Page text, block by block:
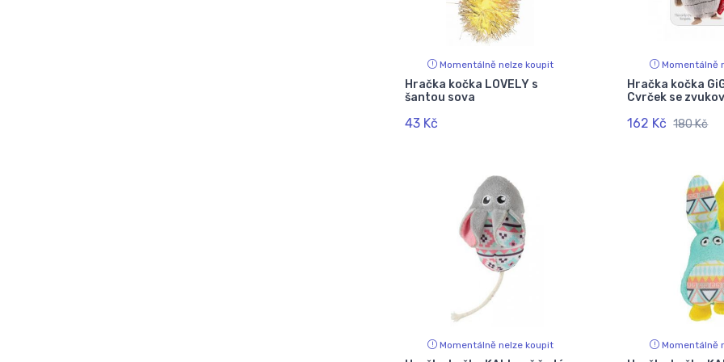
Momentálně nelze koupit
Hračka kočka LOVELY s
šantou sova
43 Kč
Momentálně
Hračka kočka
Cvrček se
162 Kč 180 Kč
Momentálně nelze koupit Momentálně